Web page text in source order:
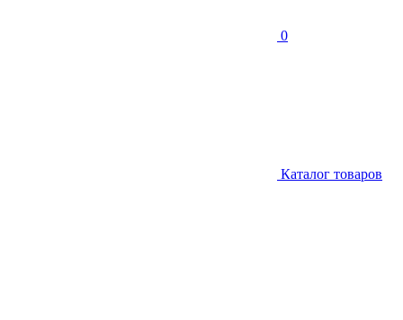
0
Каталог товаров